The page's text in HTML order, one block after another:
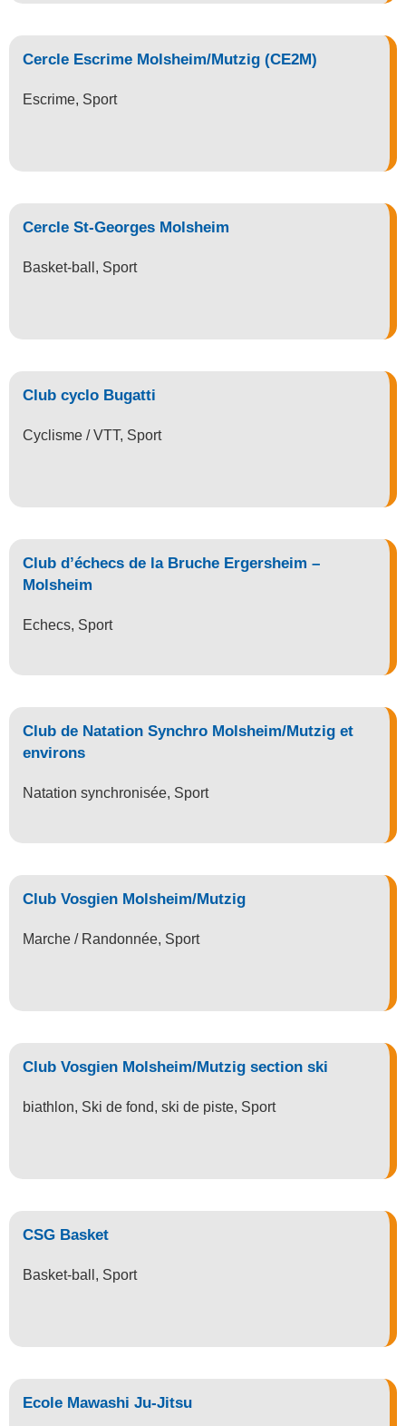
Cercle Escrime Molsheim/Mutzig (CE2M)
Escrime, Sport
Cercle St-Georges Molsheim
Basket-ball , Sport
Club cyclo Bugatti
Cyclisme / VTT, Sport
Club d’échecs de la Bruche Ergersheim –
Molsheim
Echecs, Sport
Club de Natation Synchro Molsheim/Mutzig et
environs
Natation synchronisée, Sport
Club Vosgien Molsheim/Mutzig
Marche / Randonnée, Sport
Club Vosgien Molsheim/Mutzig section ski
biathlon, Ski de fond, ski de piste, Sport
CSG Basket
Basket-ball , Sport
Ecole Mawashi Ju-Jitsu